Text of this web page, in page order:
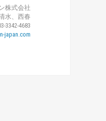
株式会社
水、西春
3342-4683
japan.com